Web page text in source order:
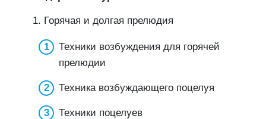
1. Горячая и долгая прелюдия
Техники возбуждения для горячей
прелюдии
Техника возбуждающего поцелуя
Техники поцелуев